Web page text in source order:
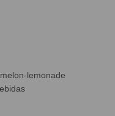
lemonade